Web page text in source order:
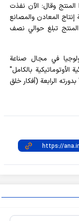
وقال: الآن نفذت
المعادن والمصانع
تبلغ حوالي نصف
في مجال صناعة
الأوتوماتيكية بالكامل"
الرابعة (أفكار خلق